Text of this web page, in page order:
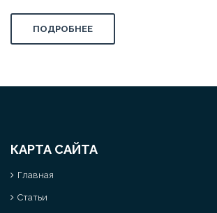
ПОДРОБНЕЕ
КАРТА САЙТА
Главная
Статьи